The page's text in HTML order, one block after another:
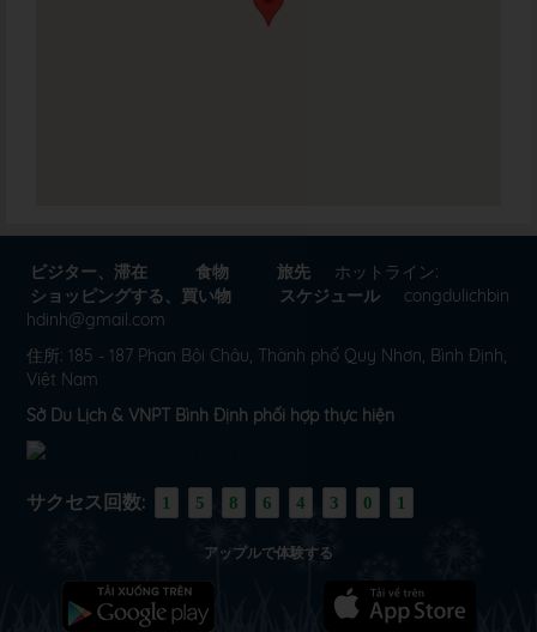
ビジター、滞在 食物
旅先
ショッピングする、買い物
スケジュール
ホットライン:
congdulichbin
hdinh@gmail.com
住所: 185 - 187 Phan Bội Châu, Thành phố Quy Nhơn, Bình Định,
Việt Nam
Sở Du Lịch & VNPT Bình Định phối hợp thực hiện
サクセス回数: 1 5 8 6 4 3 0 1
アップルで体験する